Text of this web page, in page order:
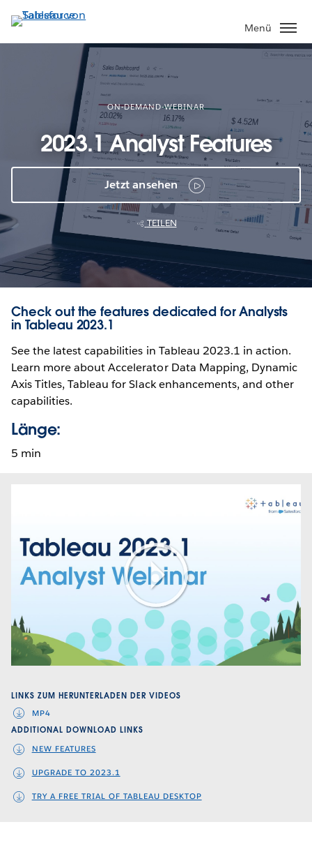
Direkt
zum
Inhalt
Menü
ON-DEMAND-WEBINAR
2023.1 Analyst Features
Jetzt ansehen
TEILEN
Check out the features dedicated for Analysts
in Tableau 2023.1
See the latest capabilities in Tableau 2023.1 in action.
Learn more about Accelerator Data Mapping, Dynamic
Axis Titles, Tableau for Slack enhancements, and other
capabilities.
Länge:
5 min
Play
Video
LINKS ZUM HERUNTERLADEN DER VIDEOS
MP4
ADDITIONAL DOWNLOAD LINKS
NEW FEATURES
UPGRADE TO 2023.1
TRY A FREE TRIAL OF TABLEAU DESKTOP